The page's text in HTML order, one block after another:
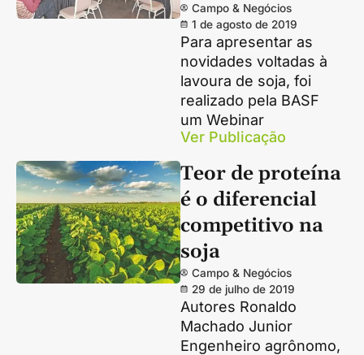
Campo & Negócios
1 de agosto de 2019
Para apresentar as
novidades voltadas à
lavoura de soja, foi
realizado pela BASF
um Webinar
Ver Publicação
Teor de proteína
é o diferencial
competitivo na
soja
Campo & Negócios
29 de julho de 2019
Autores Ronaldo
Machado Junior
Engenheiro agrônomo,